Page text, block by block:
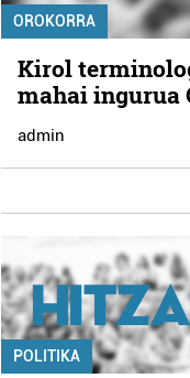
OROKORRA
Kirol
mahai ingurua
admin
POLITIKA